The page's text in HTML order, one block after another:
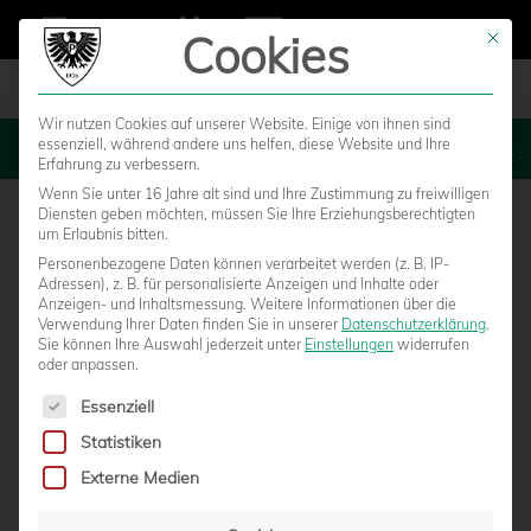
MENU
STADIONUMBAU OFFIZIELL GESTARTET:
Mit
Cookies
Wir nutzen Cookies auf unserer Website. Einige von ihnen sind
essenziell, während andere uns helfen, diese Website und Ihre
Erfahrung zu verbessern.
Wenn Sie unter 16 Jahre alt sind und Ihre Zustimmung zu freiwilligen
Diensten geben möchten, müssen Sie Ihre Erziehungsberechtigten
um Erlaubnis bitten.
Personenbezogene Daten können verarbeitet werden (z. B. IP-
Adressen), z. B. für personalisierte Anzeigen und Inhalte oder
Anzeigen- und Inhaltsmessung. Weitere Informationen über die
Verwendung Ihrer Daten finden Sie in unserer Datenschutzerklärung.
Sie können Ihre Auswahl jederzeit unter Einstellungen widerrufen
oder anpassen.
Es folgt eine Liste der Service-Gruppen, für die eine
Essenziell
Statistiken
Externe Medien